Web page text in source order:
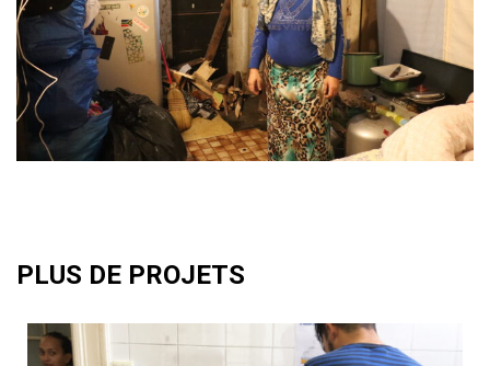
PLUS DE PROJETS